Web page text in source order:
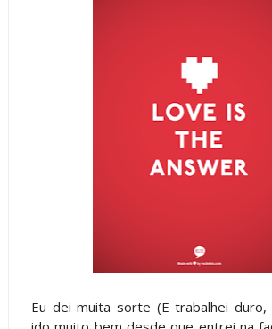
Eu dei muita sorte (E trabalhei duro,